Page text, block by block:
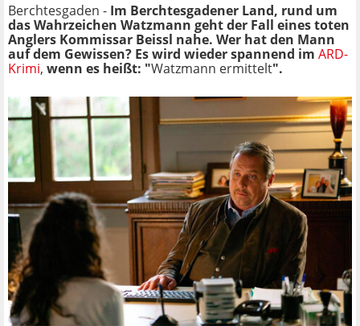
Berchtesgaden - Im Berchtesgadener Land, rund um
das Wahrzeichen Watzmann geht der Fall eines toten
Anglers Kommissar Beissl nahe. Wer hat den Mann
auf dem Gewissen? Es wird wieder spannend im ARD-
Krimi, wenn es heißt: "Watzmann ermittelt".